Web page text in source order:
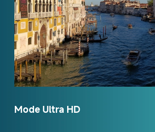
Mode Ultra HD